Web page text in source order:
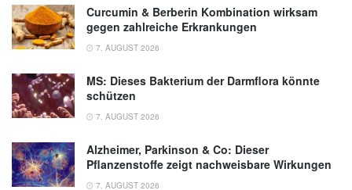
Curcumin & Berberin Kombination wirksam
gegen zahlreiche Erkrankungen
7. AUGUST 2026
MS: Dieses Bakterium der Darmflora könnte
schützen
7. AUGUST 2026
Alzheimer, Parkinson & Co: Dieser
Pflanzenstoffe zeigt nachweisbare Wirkungen
7. AUGUST 2026